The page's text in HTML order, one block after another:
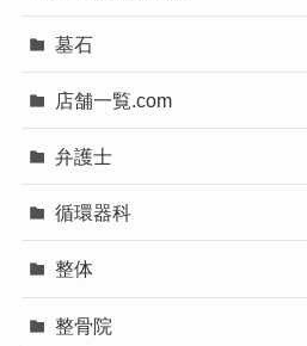
墓石
店舗一覧.com
弁護士
循環器科
整体
整骨院